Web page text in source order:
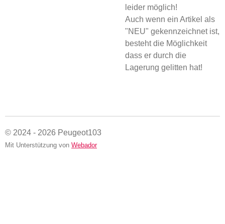
leider möglich!
Auch wenn ein Artikel als
"NEU" gekennzeichnet ist,
besteht die Möglichkeit
dass er durch die
Lagerung gelitten hat!
© 2024 - 2026 Peugeot103
Mit Unterstützung von Webador